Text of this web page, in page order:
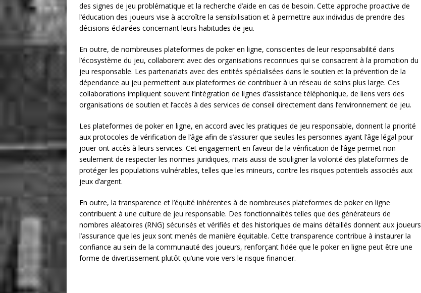
des signes de jeu problématique et la recherche d’aide en cas de besoin. Cette approche proactive de
l’éducation des joueurs vise à accroître la sensibilisation et à permettre aux individus de prendre des
décisions éclairées concernant leurs habitudes de jeu.
En outre, de nombreuses plateformes de poker en ligne, conscientes de leur responsabilité dans
l’écosystème du jeu, collaborent avec des organisations reconnues qui se consacrent à la promotion du
jeu responsable. Les partenariats avec des entités spécialisées dans le soutien et la prévention de la
dépendance au jeu permettent aux plateformes de contribuer à un réseau de soins plus large. Ces
collaborations impliquent souvent l’intégration de lignes d’assistance téléphonique, de liens vers des
organisations de soutien et l’accès à des services de conseil directement dans l’environnement de jeu.
Les plateformes de poker en ligne, en accord avec les pratiques de jeu responsable, donnent la priorité
aux protocoles de vérification de l’âge afin de s’assurer que seules les personnes ayant l’âge légal pour
jouer ont accès à leurs services. Cet engagement en faveur de la vérification de l’âge permet non
seulement de respecter les normes juridiques, mais aussi de souligner la volonté des plateformes de
protéger les populations vulnérables, telles que les mineurs, contre les risques potentiels associés aux
jeux d’argent.
En outre, la transparence et l’équité inhérentes à de nombreuses plateformes de poker en ligne
contribuent à une culture de jeu responsable. Des fonctionnalités telles que des générateurs de
nombres aléatoires (RNG) sécurisés et vérifiés et des historiques de mains détaillés donnent aux joueurs
l’assurance que les jeux sont menés de manière équitable. Cette transparence contribue à instaurer la
confiance au sein de la communauté des joueurs, renforçant l’idée que le poker en ligne peut être une
forme de divertissement plutôt qu’une voie vers le risque financier.